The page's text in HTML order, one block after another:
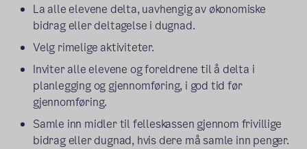
La alle elevene delta, uavhengig av økonomiske
bidrag eller deltagelse i dugnad.
Velg rimelige aktiviteter.
Inviter alle elevene og foreldrene til å delta i
planlegging og gjennomføring, i god tid før
gjennomføring.
Samle inn midler til felleskassen gjennom frivillige
bidrag eller dugnad, hvis dere må samle inn penger.